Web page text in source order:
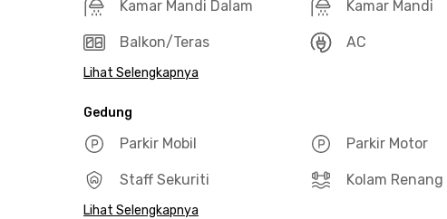
Kamar Mandi Dalam Kamar Mandi
Balkon/Teras AC
Lihat Selengkapnya
Gedung
Parkir Mobil Parkir Motor
Staff Sekuriti Kolam Renang
Lihat Selengkapnya